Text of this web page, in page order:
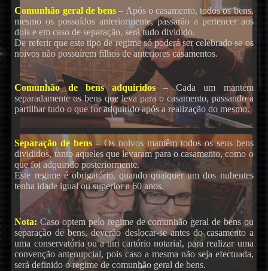
Karaoke
Comunhão geral de bens – Após o casamento, todos os bens,
mesmo os possuídos anteriormente, passarão a pertencer aos
dois e em caso de separação, será tudo dividido.
De referir que este tipo de regime só poderá ser celebrado se os
noivos não possuírem filhos de anteriores casamentos.
Comunhão de bens adquiridos– Cada um mantém
separadamente os bens que leva para o casamento, passando a
partilhar tudo o que for adquirido após a realização do mesmo.
Separação de bens – Os noivos mantêm todos os seus bens
divididos, tanto aqueles que levaram para o casamento, como o
que foi adquirido posteriormente.
Este regime é obrigatório, quando qualquer um dos nubentes
tenha idade igual ou superior a 60 anos.
Nota: Caso optem pelo regime de comunhão geral de bens ou
separação de bens, deverão deslocar-se antes do casamento a
uma conservatória ou a um cartório notarial, para realizar uma
convenção antenupcial, pois caso a mesma não seja efectuada,
será definido o regime de comunhão geral de bens.